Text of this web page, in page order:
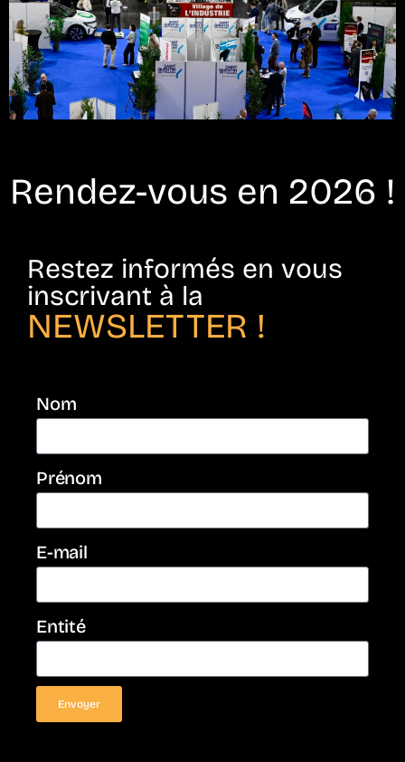
Rendez-vous en 2026 !
Restez informés en vous
inscrivant à la
NEWSLETTER !
Nom
Prénom
E-mail
Entité
Envoyer